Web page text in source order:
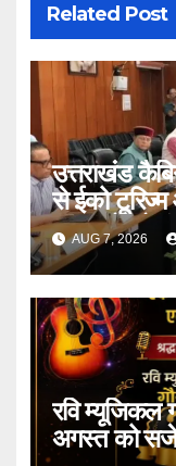
Related Post
उत्तराखंड
से ईको
प्रस्तावों को
AUG 7, 2026
रवि
अगस्त को